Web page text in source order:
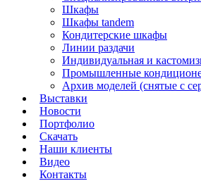
Шкафы
Шкафы tandem
Кондитерские шкафы
Линии раздачи
Индивидуальная и
Промышленные
Архив моделей (снятые с
Выставки
Новости
Портфолио
Скачать
Наши клиенты
Видео
Контакты